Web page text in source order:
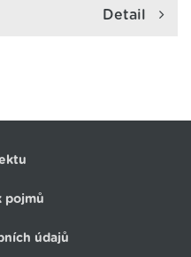
tímto způsobem prakticky
by chtěl spotřebitel
Detail
pojmů
údajů